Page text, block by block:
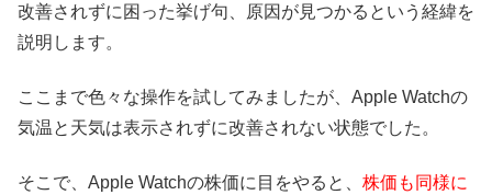
改善されずに困った挙げ句、原因が見つかるという経緯を
説明します。
ここまで色々な操作を試してみましたが、Apple Watchの
気温と天気は表示されずに改善されない状態でした。
そこで、Apple Watchの株価に目をやると、 株価も同様に